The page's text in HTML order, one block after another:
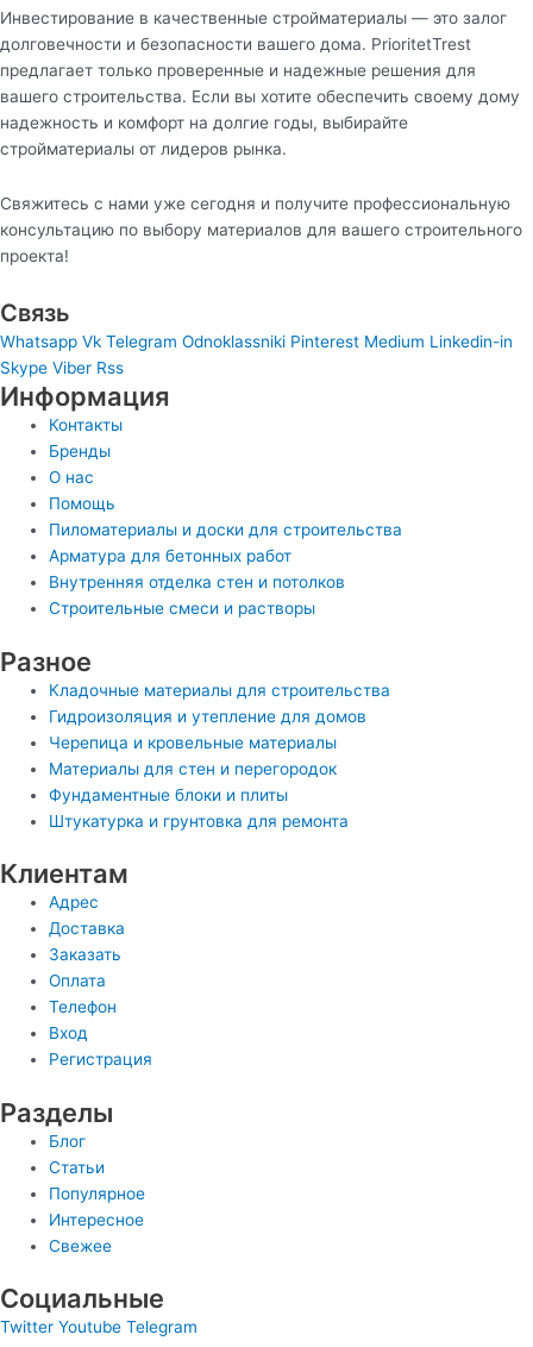
Инвестирование в качественные стройматериалы — это залог
долговечности и безопасности вашего дома. PrioritetTrest
предлагает только проверенные и надежные решения для
вашего строительства. Если вы хотите обеспечить своему дому
надежность и комфорт на долгие годы, выбирайте
стройматериалы от лидеров рынка.
Свяжитесь с нами уже сегодня и получите профессиональную
консультацию по выбору материалов для вашего строительного
проекта!
Связь
Whatsapp Vk Telegram Odnoklassniki Pinterest Medium Linkedin-in
Skype Viber Rss
Информация
Контакты
Бренды
О нас
Помощь
Пиломатериалы и доски для строительства
Арматура для бетонных работ
Внутренняя отделка стен и потолков
Строительные смеси и растворы
Разное
Кладочные материалы для строительства
Гидроизоляция и утепление для домов
Черепица и кровельные материалы
Материалы для стен и перегородок
Фундаментные блоки и плиты
Штукатурка и грунтовка для ремонта
Клиентам
Адрес
Доставка
Заказать
Оплата
Телефон
Вход
Регистрация
Разделы
Блог
Статьи
Популярное
Интересное
Свежее
Социальные
Twitter Youtube Telegram